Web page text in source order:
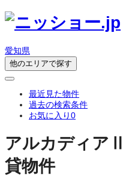
愛知県
他のエリアで探す
最近見た物件
過去の検索条件
お気に入り0
アルカディアⅡ
貸物件